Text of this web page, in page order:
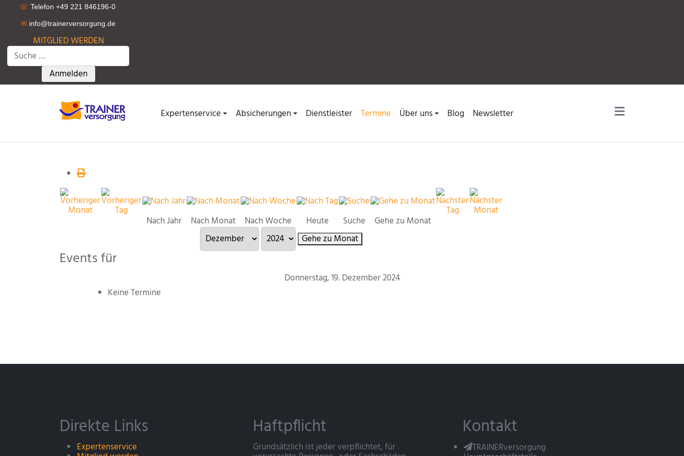
☏ Telefon +49 221 846196-0
✉ info@trainerversorgung.de
MITGLIED WERDEN
Suchen
Type 2 or more characters for results.
Anmelden
Expertenservice Absicherungen Dienstleister Termine Über uns Blog Newsletter
Nach Jahr Nach Monat Nach Woche Heute Suche
Gehe zu Monat
Gehe zu Monat
Events für
Donnerstag, 19. Dezember 2024
Keine Termine
Direkte Links
Expertenservice
Haftpflicht
Grundsätzlich ist jeder verpflichtet, für
Kontakt
TRAINERversorgung